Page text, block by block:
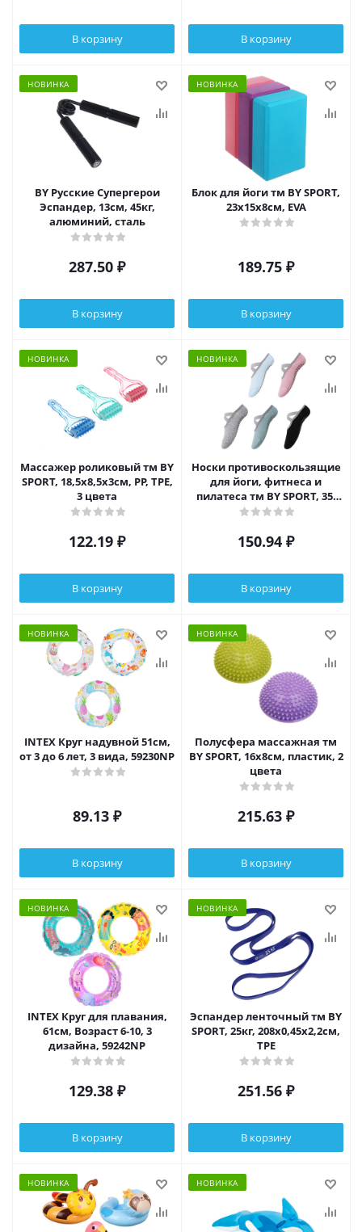
В корзину В корзину
НОВИНКА
BY Русские Супергерои
Эспандер, 13см, 45кг,
алюминий, сталь
287.50 ₽
В корзину
НОВИНКА
Блок для йоги тм BY SPORT,
23х15х8см, EVA
189.75 ₽
В корзину
НОВИНКА
Массажер роликовый тм BY
SPORT, 18,5x8,5x3см, PP, TPE,
3 цвета
122.19 ₽
В корзину
НОВИНКА
Носки противоскользящие
для йоги, фитнеса и
пилатеса тм BY SPORT, 35-
39р., 5 цветов
150.94 ₽
В корзину
НОВИНКА
INTEX Круг надувной 51см,
от 3 до 6 лет, 3 вида, 59230NP
89.13 ₽
В корзину
НОВИНКА
Полусфера массажная тм
BY SPORT, 16x8см, пластик, 2
цвета
215.63 ₽
В корзину
НОВИНКА
INTEX Круг для плавания,
61см, Возраст 6-10, 3
дизайна, 59242NP
129.38 ₽
В корзину
НОВИНКА
Эспандер ленточный тм BY
SPORT, 25кг, 208х0,45х2,2см,
TPE
251.56 ₽
В корзину
НОВИНКА НОВИНКА